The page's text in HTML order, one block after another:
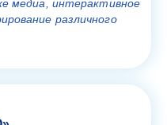
медиа, интерактивное
различного